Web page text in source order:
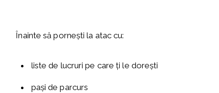
Înainte să pornești la atac cu:
liste de lucruri pe care ți le dorești
pași de parcurs